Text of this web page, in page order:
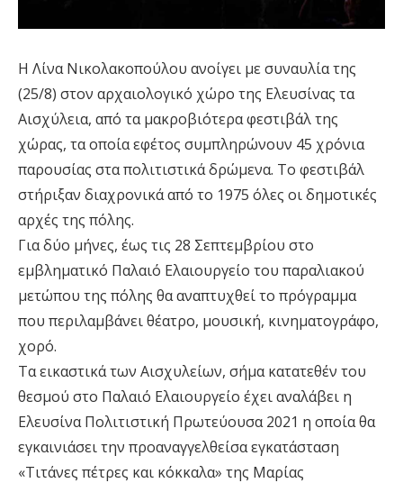
Η Λίνα Νικολακοπούλου ανοίγει με συναυλία της
(25/8) στον αρχαιολογικό χώρο της Ελευσίνας τα
Αισχύλεια, από τα μακροβιότερα φεστιβάλ της
χώρας, τα οποία εφέτος συμπληρώνουν 45 χρόνια
παρουσίας στα πολιτιστικά δρώμενα. Το φεστιβάλ
στήριξαν διαχρονικά από το 1975 όλες οι δημοτικές
αρχές της πόλης.
Για δύο μήνες, έως τις 28 Σεπτεμβρίου στο
εμβληματικό Παλαιό Ελαιουργείο του παραλιακού
μετώπου της πόλης θα αναπτυχθεί το πρόγραμμα
που περιλαμβάνει θέατρο, μουσική, κινηματογράφο,
χορό.
Τα εικαστικά των Αισχυλείων, σήμα κατατεθέν του
θεσμού στο Παλαιό Ελαιουργείο έχει αναλάβει η
Ελευσίνα Πολιτιστική Πρωτεύουσα 2021 η οποία θα
εγκαινιάσει την προαναγγελθείσα εγκατάσταση
«Τιτάνες πέτρες και κόκκαλα» της Μαρίας